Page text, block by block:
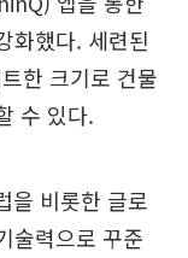
화했다. 세련된
한 크기로 건물
수 있다.
을 비롯한 글로
술력으로 꾸준